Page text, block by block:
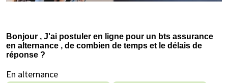
Bonjour , J'ai postuler en ligne pour un bts assurance
en alternance , de combien de temps et le délais de
réponse ?
En alternance